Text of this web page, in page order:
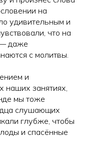
на
удивительным и
что на
— даже
с молитвы.
и
наших занятиях,
мы тоже
слушающих
глубже, чтобы
и спасённые